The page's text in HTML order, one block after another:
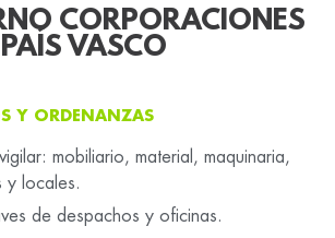
CORPORACIONES
VASCO
Y ORDENANZAS
mobiliario, material, maquinaria,
y locales.
de despachos y oficinas.